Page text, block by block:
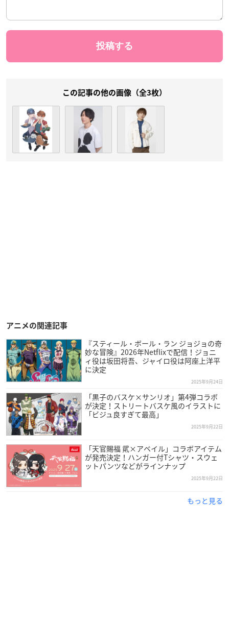
この記事の他の画像（全3枚）
アニメの関連記事
『スティール・ボール・ラン ジョジョの奇
妙な冒険』2026年Netflixで配信！ジョニ
ィ役は坂田将吾、ジャイロ役は阿座上洋平
に決定
2025年9月24日
「黒子のバスケ×サンリオ」第4弾コラボ
が決定！ストリートバスケ風のイラストに
「ビジュ良すぎて最高」
2025年9月22日
「天官賜福 貮×アベイル」コラボアイテム
が発売決定！ハンガー付Tシャツ・スウェ
ットパンツなどがラインナップ
2025年9月22日
もっと見る